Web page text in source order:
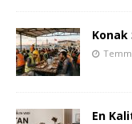
Konak
En